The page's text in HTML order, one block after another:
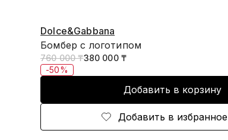
Dolce&Gabbana
Бомбер с логотипом
760 000 ₸380 000 ₸
-50%
Добавить в корзину
Добавить в избранное